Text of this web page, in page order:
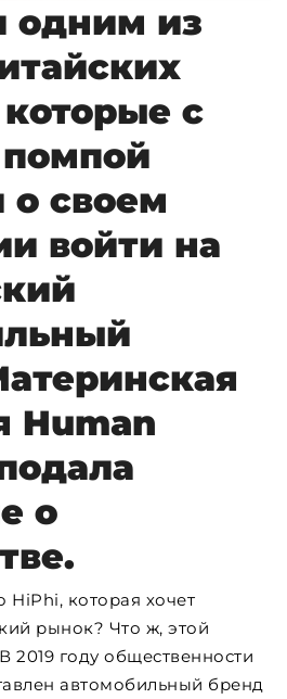
одним из
с
о своем
войти на
Human
о
HiPhi, которая хочет
рынок? Что ж, этой
2019 году общественности
автомобильный бренд